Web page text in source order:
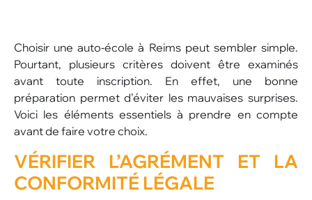
Choisir une auto-école à Reims peut sembler simple.
Pourtant, plusieurs critères doivent être examinés
avant toute inscription. En effet, une bonne
préparation permet d’éviter les mauvaises surprises.
Voici les éléments essentiels à prendre en compte
avant de faire votre choix.
VÉRIFIER L’AGRÉMENT ET LA
CONFORMITÉ LÉGALE